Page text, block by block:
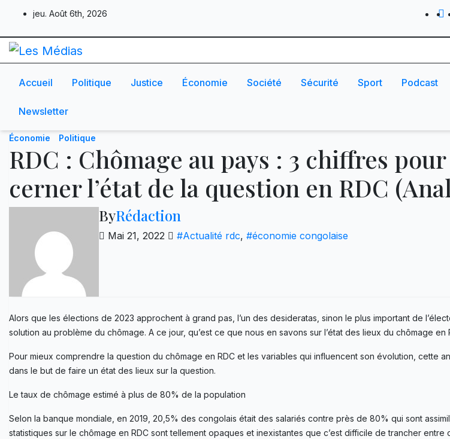
content
jeu. Août 6th, 2026
Accueil Politique Justice Économie Société Sécurité Sport Podcast
Newsletter
Économie Politique
RDC : Chômage au pays : 3 chiffres
cerner l’état de la question en RDC
ByRédaction
Mai 21, 2022 #Actualité rdc, #économie congolaise
Alors que les élections de 2023 approchent à grand pas, l’un des desideratas, sinon le plus important de
solution au problème du chômage. A ce jour, qu’est ce que nous en savons sur l’état des lieux du chômage en
Pour mieux comprendre la question du chômage en RDC et les variables qui influencent son évolution, cette
dans le but de faire un état des lieux sur la question.
Le taux de chômage estimé à plus de 80% de la population
Selon la banque mondiale, en 2019, 20,5% des congolais était des salariés contre près de 80% qui sont
statistiques sur le chômage en RDC sont tellement opaques et inexistantes que c’est difficile de trancher entre